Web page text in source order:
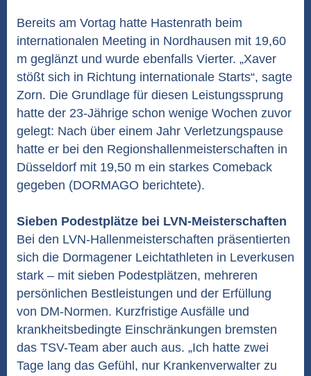
Bereits am Vortag hatte Hastenrath beim
internationalen Meeting in Nordhausen mit 19,60
m geglänzt und wurde ebenfalls Vierter. „Xaver
stößt sich in Richtung internationale Starts“, sagte
Zorn. Die Grundlage für diesen Leistungssprung
hatte der 23-Jährige schon wenige Wochen zuvor
gelegt: Nach über einem Jahr Verletzungspause
hatte er bei den Regionshallenmeisterschaften in
Düsseldorf mit 19,50 m ein starkes Comeback
gegeben (DORMAGO berichtete).
Sieben Podestplätze bei LVN-Meisterschaften
Bei den LVN-Hallenmeisterschaften präsentierten
sich die Dormagener Leichtathleten in Leverkusen
stark – mit sieben Podestplätzen, mehreren
persönlichen Bestleistungen und der Erfüllung
von DM-Normen. Kurzfristige Ausfälle und
krankheitsbedingte Einschränkungen bremsten
das TSV-Team aber auch aus. „Ich hatte zwei
Tage lang das Gefühl, nur Krankenverwalter zu